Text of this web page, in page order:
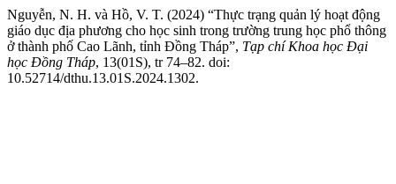
Nguyễn, N. H. và Hồ, V. T. (2024) “Thực trạng quản lý hoạt động
giáo dục địa phương cho học sinh trong trường trung học phổ thông
ở thành phố Cao Lãnh, tỉnh Đồng Tháp”, Tạp chí Khoa học Đại
học Đồng Tháp, 13(01S), tr 74–82. doi:
10.52714/dthu.13.01S.2024.1302.